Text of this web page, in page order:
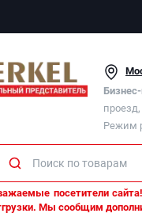
Режим
посетители
Мы сообщим
Рамка Werkel на 5